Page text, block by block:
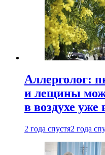
Аллерголог:
и лещины
в воздухе уже
2 года спустя2 года